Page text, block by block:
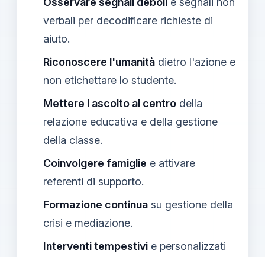
verbali per decodificare richieste di
aiuto.
Riconoscere l'umanità dietro l'azione e
non etichettare lo studente.
Mettere l ascolto al centro della
relazione educativa e della gestione
della classe.
Coinvolgere famiglie e attivare
referenti di supporto.
Formazione continua su gestione della
crisi e mediazione.
Interventi tempestivi e personalizzati